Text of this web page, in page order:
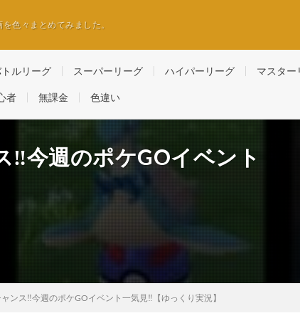
色々まとめてみました。
ルリーグ スーパーリーグ ハイパーリーグ マスター
者 無課金 色違い
‼️今週のポケGOイベント
ンス‼️今週のポケGOイベント一気見‼️【ゆっくり実況】